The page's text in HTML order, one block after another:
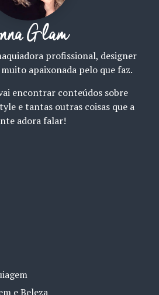
Glam
profissional, designer
apaixonada pelo que faz.
encontrar conteúdos sobre
e tantas outras coisas que a
adora falar!
e Beleza